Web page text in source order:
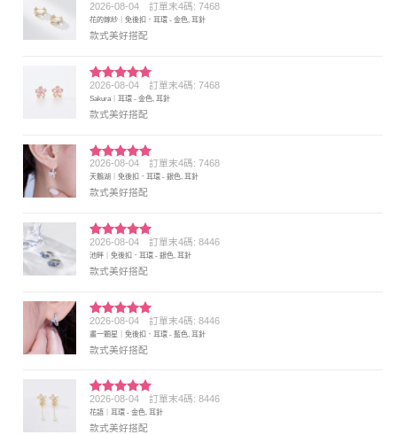
評分5 滿
分 5
2026-08-04 訂單末4碼: 7468
花的嫁紗｜免後扣．耳環 - 金色, 耳針
款式美好搭配
評分5 滿
分 5
2026-08-04 訂單末4碼: 7468
Sakura｜耳環 - 金色, 耳針
款式美好搭配
評分5 滿
分 5
2026-08-04 訂單末4碼: 7468
天鵝湖｜免後扣．耳環 - 銀色, 耳針
款式美好搭配
評分5 滿
分 5
2026-08-04 訂單末4碼: 8446
池畔｜免後扣．耳環 - 銀色, 耳針
款式美好搭配
評分5滿
分 5
2026-08-04 訂單末4碼: 8446
畫一顆星｜免後扣．耳環 - 藍色, 耳針
款式美好搭配
評分5 滿
分 5
2026-08-04 訂單末4碼: 8446
花語｜耳環 - 金色, 耳針
款式美好搭配